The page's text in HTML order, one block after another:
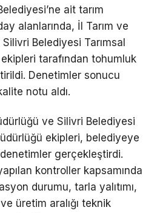
ait tarım
alanlarında, İl Tarım ve
Belediyesi Tarımsal
tarafından tohumluk
Denetimler sonucu
notu aldı.
ve Silivri Belediyesi
ekipleri, belediyeye
gerçekleştirdi.
kontroller kapsamında
durumu, tarla yalıtımı,
üretim aralığı teknik